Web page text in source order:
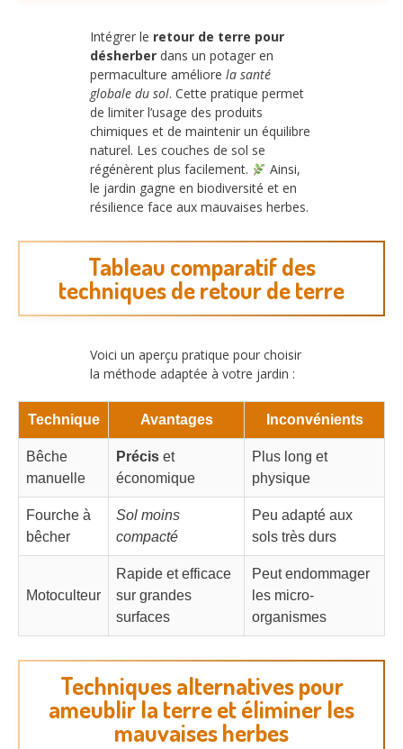
Intégrer le retour de terre pour
désherber dans un potager en
permaculture améliore la santé
globale du sol. Cette pratique permet
de limiter l’usage des produits
chimiques et de maintenir un équilibre
naturel. Les couches de sol se
régénèrent plus facilement.
Ainsi,
le jardin gagne en biodiversité et en
résilience face aux mauvaises herbes.
Tableau comparatif des
techniques de retour de terre
Voici un aperçu pratique pour choisir
la méthode adaptée à votre jardin :
Technique Avantages Inconvénients
Bêche
manuelle
Précis et
économique
Plus long et
physique
Fourche à
bêcher
Sol moins
compacté
Peu adapté aux
sols très durs
Motoculteur
Rapide et efficace
sur grandes
surfaces
Peut endommager
les micro-
organismes
Techniques alternatives pour
ameublir la terre et éliminer les
mauvaises herbes